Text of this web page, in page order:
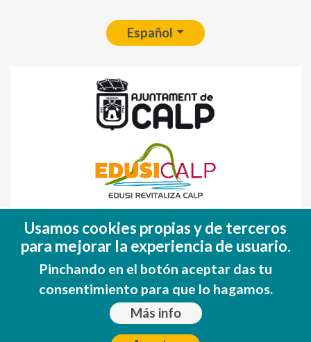
Español
(FEDER)
Una manera de hacer EUROPA
Usamos cookies propias y de terceros
para mejorar la experiencia de usuario.
Pinchando en el botón aceptar das tu
consentimiento para que lo hagamos.
Más info